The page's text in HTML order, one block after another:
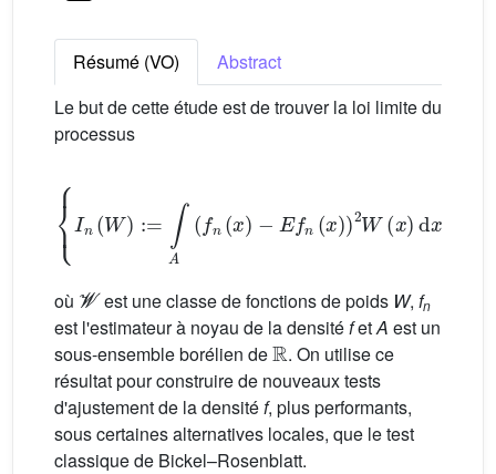
Résumé (VO)
Abstract
Le but de cette étude est de trouver la loi limite du
processus
où est une classe de fonctions de poids W,fn
est l'estimateur à noyau de la densitéfetA est un
sous-ensemble borélien de
ℝ
. On utilise ce
résultat pour construire de nouveaux tests
d'ajustement de la densitéf, plus performants,
sous certaines alternatives locales, que le test
classique de Bickel–Rosenblatt.